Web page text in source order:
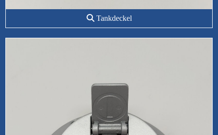
Tankdeckel